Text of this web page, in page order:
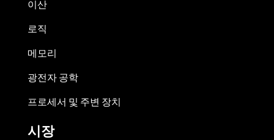
이산
로직
메모리
광전자 공학
프로세서 및 주변 장치
시장